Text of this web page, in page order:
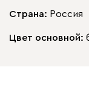
Страна: Россия
Цвет основной: